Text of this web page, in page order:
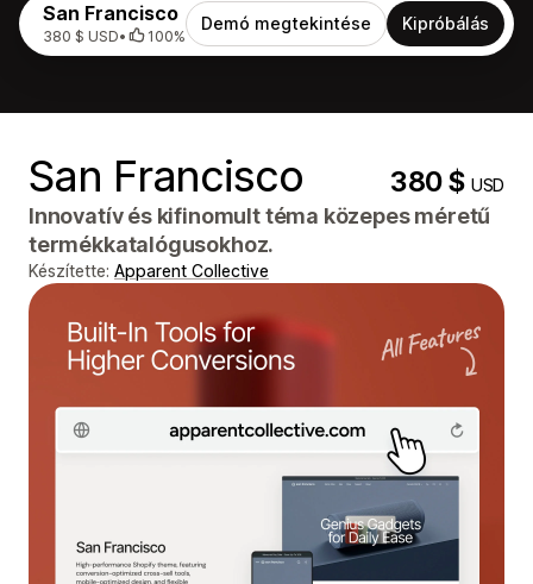
San Francisco
380 $ USD• 100%
Demó megtekintése Kipróbálás
San Francisco 380 $USD
Innovatív és kifinomult téma közepes méretű
termékkatalógusokhoz.
Készítette: Apparent Collective